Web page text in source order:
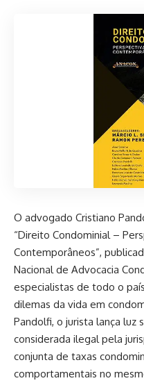
O advogado Cristiano
“Direito Condominial –
Contemporâneos”,
Nacional de Advocacia
especialistas de todo o
dilemas da vida em
Pandolfi, o jurista lança
considerada ilegal pela
conjunta de taxas
comportamentais no